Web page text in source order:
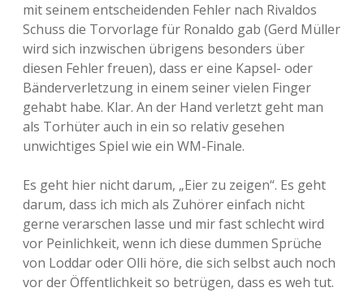
mit seinem entscheidenden Fehler nach Rivaldos
Schuss die Torvorlage für Ronaldo gab (Gerd Müller
wird sich inzwischen übrigens besonders über
diesen Fehler freuen), dass er eine Kapsel- oder
Bänderverletzung in einem seiner vielen Finger
gehabt habe. Klar. An der Hand verletzt geht man
als Torhüter auch in ein so relativ gesehen
unwichtiges Spiel wie ein WM-Finale.
Es geht hier nicht darum, „Eier zu zeigen“. Es geht
darum, dass ich mich als Zuhörer einfach nicht
gerne verarschen lasse und mir fast schlecht wird
vor Peinlichkeit, wenn ich diese dummen Sprüche
von Loddar oder Olli höre, die sich selbst auch noch
vor der Öffentlichkeit so betrügen, dass es weh tut.